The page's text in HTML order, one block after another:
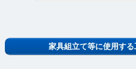
家具組立て等に使用す